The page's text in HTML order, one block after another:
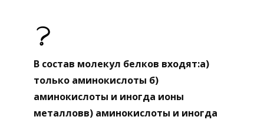
В состав молекул белков входят:а)
только аминокислоты б)
аминокислоты и иногда ионы
металловв) аминокислоты и иногда